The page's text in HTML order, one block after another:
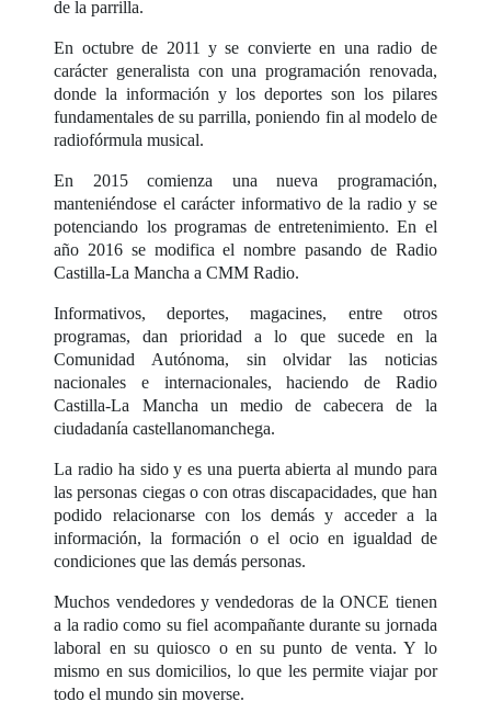
de la parrilla.
En octubre de 2011 y se convierte en una radio de
carácter generalista con una programación renovada,
donde la información y los deportes son los pilares
fundamentales de su parrilla, poniendo fin al modelo de
radiofórmula musical.
En 2015 comienza una nueva programación,
manteniéndose el carácter informativo de la radio y se
potenciando los programas de entretenimiento. En el
año 2016 se modifica el nombre pasando de Radio
Castilla-La Mancha a CMM Radio.
Informativos, deportes, magacines, entre otros
programas, dan prioridad a lo que sucede en la
Comunidad Autónoma, sin olvidar las noticias
nacionales e internacionales, haciendo de Radio
Castilla-La Mancha un medio de cabecera de la
ciudadanía castellanomanchega.
La radio ha sido y es una puerta abierta al mundo para
las personas ciegas o con otras discapacidades, que han
podido relacionarse con los demás y acceder a la
información, la formación o el ocio en igualdad de
condiciones que las demás personas.
Muchos vendedores y vendedoras de la ONCE tienen
a la radio como su fiel acompañante durante su jornada
laboral en su quiosco o en su punto de venta. Y lo
mismo en sus domicilios, lo que les permite viajar por
todo el mundo sin moverse.